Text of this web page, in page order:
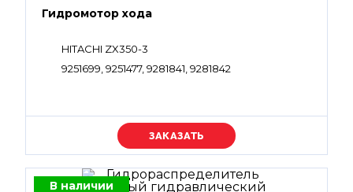
Гидромотор хода
HITACHI ZX350-3
9251699, 9251477, 9281841, 9281842
Уточняйте цену
В наличии